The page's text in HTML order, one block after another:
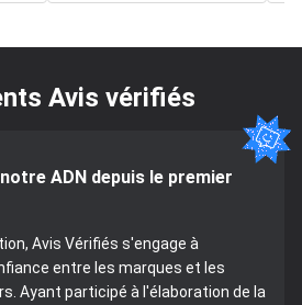
Avis vérifiés
ADN depuis le premier
Avis Vérifiés s'engage à
entre les marques et les
Ayant participé à l'élaboration de la